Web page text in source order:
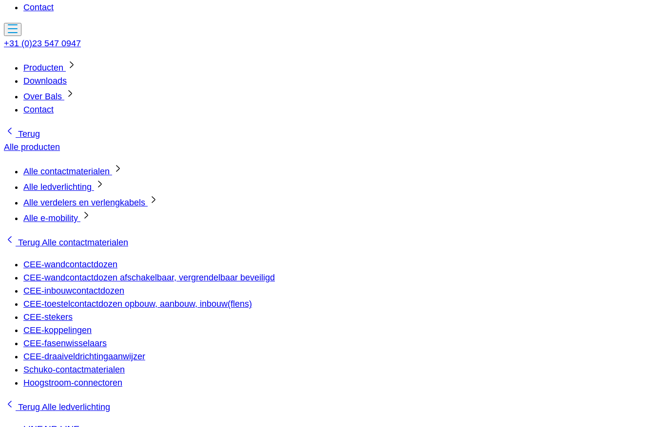
Contact
+31 (0)23 547 0947
Producten
Downloads
Over Bals
Contact
Terug
Alle producten
Alle contactmaterialen
Alle ledverlichting
Alle verdelers en verlengkabels
Alle e-mobility
Terug Alle contactmaterialen
CEE-wandcontactdozen
CEE-wandcontactdozen afschakelbaar, vergrendelbaar beveiligd
CEE-inbouwcontactdozen
CEE-toestelcontactdozen opbouw, aanbouw, inbouw(flens)
CEE-stekers
CEE-koppelingen
CEE-fasenwisselaars
CEE-draaiveldrichtingaanwijzer
Schuko-contactmaterialen
Hoogstroom-connectoren
Terug Alle ledverlichting